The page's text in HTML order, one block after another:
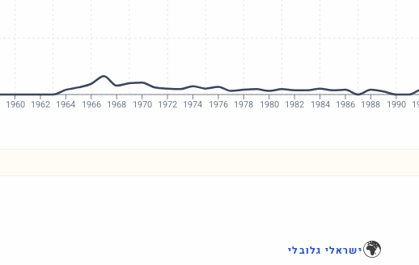
1960 1962 1964 1966 1968 1970 1972 1974 1976 1978 1980 1982 1984 1986 1988 1990
🌍ישראלי גלובלי